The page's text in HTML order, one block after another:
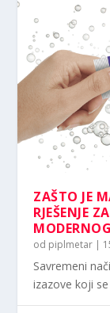
ZAŠTO JE
RJEŠENJE
od piplmetar |
Savremeni
izazove koji